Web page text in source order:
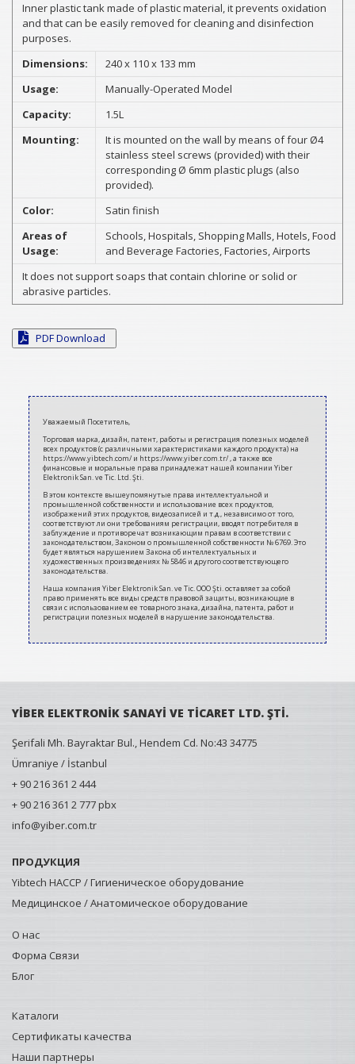
Inner plastic tank made of plastic material, it prevents oxidation
and that can be easily removed for cleaning and disinfection
purposes.
Dimensions:
240 x 110 x 133 mm
Usage:
Manually-Operated Model
Capacity:
1.5L
Mounting:
It is mounted on the wall by means of four Ø4
stainless steel screws (provided) with their
corresponding Ø 6mm plastic plugs (also
provided).
Color:
Satin finish
Areas of
Usage:
Schools, Hospitals, Shopping Malls, Hotels, Food
and Beverage Factories, Factories, Airports
It does not support soaps that contain chlorine or solid or
abrasive particles.
PDF Download
2020-
Уважаемый Посетитель,
Торговая марка, дизайн, патент, работы и регистрация полезных моделей
всех продуктов (с различными характеристиками каждого продукта) на
https://www.yibtech.com/ и https://www.yiber.com.tr/ , а также все
финансовые и моральные права принадлежат нашей компании Yiber
Elektronik San. ve Tic. Ltd. Şti.
В этом контексте вышеупомянутые права интеллектуальной и
промышленной собственности и использование всех продуктов,
изображений этих продуктов, видеозаписей и т.д., независимо от того,
соответствуют ли они требованиям регистрации, вводят потребителя в
заблуждение и противоречат возникающим правам в соответствии с
законодательством, Законом о промышленной собственности № 6769. Это
будет являться нарушением Закона об интеллектуальных и
художественных произведениях № 5846 и другого соответствующего
законодательства.
Наша компания Yiber Elektronik San. ve Tic. ООО Şti. оставляет за собой
право применять все виды средств правовой защиты, возникающие в
связи с использованием ее товарного знака, дизайна, патента, работ и
регистрации полезных моделей в нарушение законодательства.
YİBER ELEKTRONİK SANAYİ VE TİCARET LTD. ŞTİ.
Şerifali Mh. Bayraktar Bul., Hendem Cd. No:43 34775
Ümraniye / İstanbul
+ 90 216 361 2 444
+ 90 216 361 2 777 pbx
info@yiber.com.tr
ПРОДУКЦИЯ
Yibtech HACCP / Гигиеническое оборудование
Медицинское / Анатомическое оборудование
О нас
Форма Связи
Блог
Каталоги
Сертификаты качества
Наши партнеры